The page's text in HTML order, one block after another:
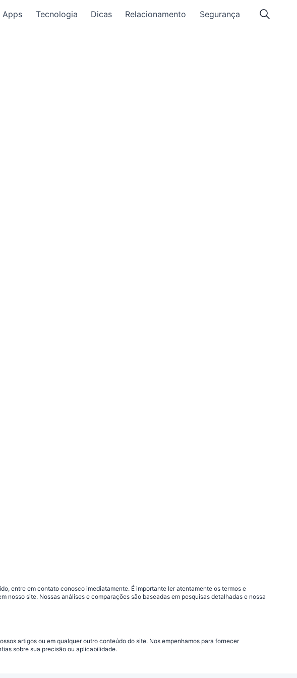
Apps Tecnologia Dicas Relacionamento Segurança
entre em contato conosco imediatamente. É importante ler atentamente os termos e
site. Nossas análises e comparações são baseadas em pesquisas detalhadas e nossa
artigos ou em qualquer outro conteúdo do site. Nos empenhamos para fornecer
sobre sua precisão ou aplicabilidade.